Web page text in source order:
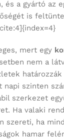
és a gyártó az
is
mert egy
nem a
határozzák
szinten
szerkezet
Ha valaki
szereti, ha
hamar